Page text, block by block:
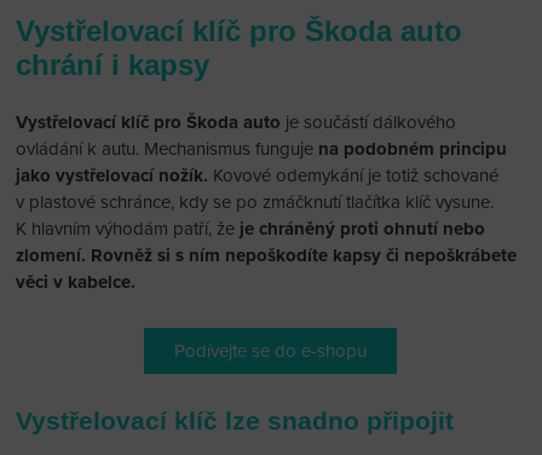
Vystřelovací klíč pro Škoda auto
chrání i kapsy
Vystřelovací klíč pro Škoda auto je součástí dálkového
ovládání k autu. Mechanismus funguje na podobném principu
jako vystřelovací nožík. Kovové odemykání je totiž schované
v plastové schránce, kdy se po zmáčknutí tlačítka klíč vysune.
K hlavním výhodám patří, že je chráněný proti ohnutí nebo
zlomení. Rovněž si s ním nepoškodíte kapsy či nepoškrábete
věci v kabelce.
Podívejte se do e-shopu
Vystřelovací klíč lze snadno připojit